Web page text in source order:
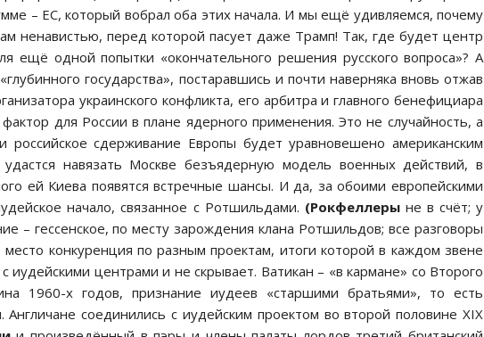
– ЕС, который вобрал оба этих начала. И мы ещё удивляемся, почему
ненавистью, перед которой пасует даже Трамп! Так, где будет центр
ещё одной попытки «окончательного решения русского вопроса»? А
государства», постаравшись и почти наверняка вновь отжав
украинского конфликта, его арбитра и главного бенефициара
для России в плане ядерного применения. Это не случайность, а
российское сдерживание Европы будет уравновешено американским
навязать Москве безъядерную модель военных действий, в
ей Киева появятся встречные шансы. И да, за обоими европейскими
начало, связанное с Ротшильдами. (Рокфеллерыне в счёт; у
– гессенское, по месту зарождения клана Ротшильдов; все разговоры
конкуренция по разным проектам, итоги которой в каждом звене
иудейскими центрами и не скрывает. Ватикан – «в кармане» со Второго
1960-х годов, признание иудеев «старшими братьями», то есть
Англичане соединились с иудейским проектом во второй половине XIX